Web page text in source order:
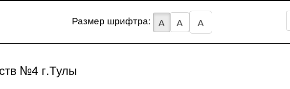
Размер шрифтра: А А А
№4 г.Тулы